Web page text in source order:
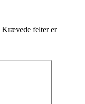
Krævede felter er